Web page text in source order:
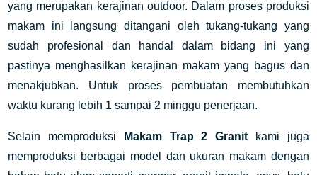
yang merupakan kerajinan outdoor. Dalam proses produksi
makam ini langsung ditangani oleh tukang-tukang yang
sudah profesional dan handal dalam bidang ini yang
pastinya menghasilkan kerajinan makam yang bagus dan
menakjubkan. Untuk proses pembuatan membutuhkan
waktu kurang lebih 1 sampai 2 minggu penerjaan.
Selain memproduksi Makam Trap 2 Granit kami juga
memproduksi berbagai model dan ukuran makam dengan